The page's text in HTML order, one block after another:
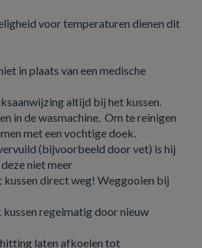
voor temperaturen dienen dit
in plaats van een medische
altijd bij het kussen.
in de wasmachine. Om te reinigen
met een vochtige doek.
(bijvoorbeeld door vet) is hij
niet meer
kussen direct weg! Weggooien bij
regelmatig door nieuw
laten afkoelen tot